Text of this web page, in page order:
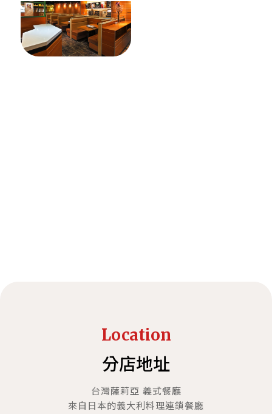
Location
分店地址
台灣薩莉亞 義式餐廳
來自日本的義大利料理連鎖餐廳